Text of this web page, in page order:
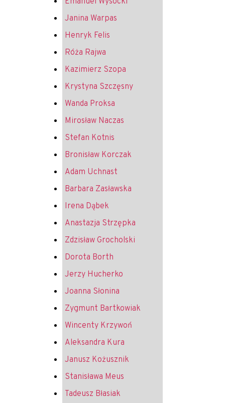
Janina Warpas
Henryk Felis
Róża Rajwa
Kazimierz Szopa
Krystyna Szczęsny
Wanda Proksa
Mirosław Naczas
Stefan Kotnis
Bronisław Korczak
Adam Uchnast
Barbara Zasławska
Irena Dąbek
Anastazja Strzępka
Zdzisław Grocholski
Dorota Borth
Jerzy Hucherko
Joanna Słonina
Zygmunt Bartkowiak
Wincenty Krzywoń
Aleksandra Kura
Janusz Kożusznik
Stanisława Meus
Tadeusz Błasiak